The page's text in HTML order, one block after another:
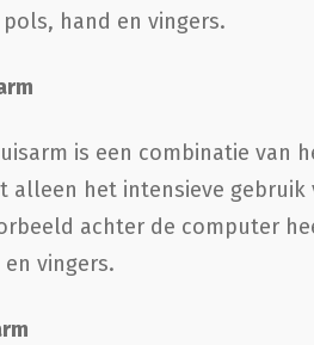
hand en vingers.
is een combinatie van
alleen het intensieve
achter de computer
en vingers.